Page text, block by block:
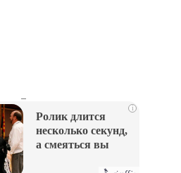
i
Ролик длится
несколько секунд,
а смеяться вы